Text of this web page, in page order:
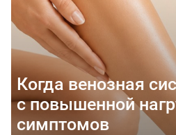
Когда венозная
с повышенной
симптомов